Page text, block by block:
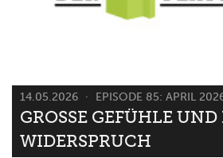
14.05.2026 EPISODE 85: APRIL
GROSSE GEFÜHLE UND
IDERSPRUCH